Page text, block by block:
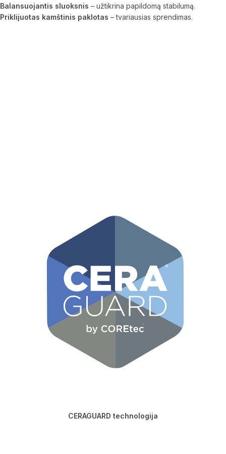
Balansuojantis sluoksnis – užtikrina papildomą stabilumą.
Priklijuotas kamštinis paklotas – tvariausias sprendimas.
CERAGUARD technologija